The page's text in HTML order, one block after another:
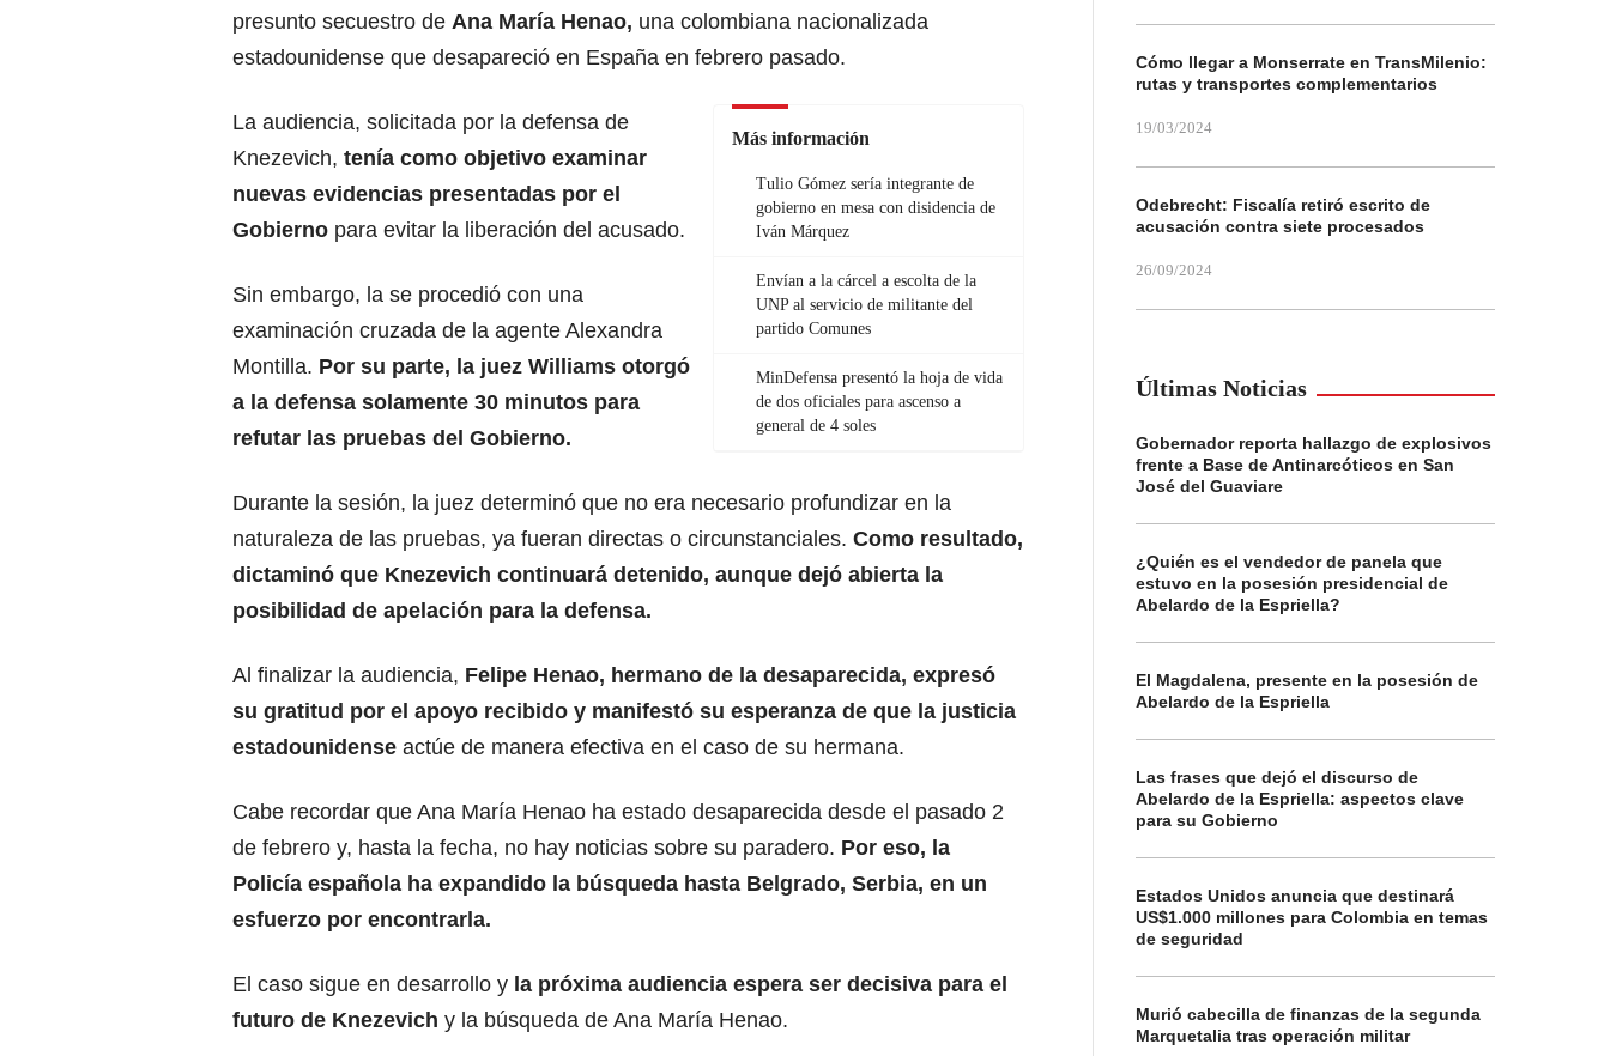
presunto secuestro de Ana María Henao, una colombiana nacionalizada
estadounidense que desapareció en España en febrero pasado.
Más información
Tulio Gómez sería integrante de
gobierno en mesa con disidencia de
Iván Márquez
Envían a la cárcel a escolta de la
UNP al servicio de militante del
partido Comunes
MinDefensa presentó la hoja de vida
de dos oficiales para ascenso a
general de 4 soles
La audiencia, solicitada por la defensa de
Knezevich, tenía como objetivo examinar
nuevas evidencias presentadas por el
Gobierno para evitar la liberación del acusado.
Sin embargo, la se procedió con una
examinación cruzada de la agente Alexandra
Montilla. Por su parte, la juez Williams otorgó
a la defensa solamente 30 minutos para
refutar las pruebas del Gobierno.
Durante la sesión, la juez determinó que no era necesario profundizar en la
naturaleza de las pruebas, ya fueran directas o circunstanciales. Como resultado,
dictaminó que Knezevich continuará detenido, aunque dejó abierta la
posibilidad de apelación para la defensa.
Al finalizar la audiencia, Felipe Henao, hermano de la desaparecida, expresó
su gratitud por el apoyo recibido y manifestó su esperanza de que la justicia
estadounidense actúe de manera efectiva en el caso de su hermana.
Cabe recordar que Ana María Henao ha estado desaparecida desde el pasado 2
de febrero y, hasta la fecha, no hay noticias sobre su paradero. Por eso, la
Policía española ha expandido la búsqueda hasta Belgrado, Serbia, en un
esfuerzo por encontrarla.
El caso sigue en desarrollo y la próxima audiencia espera ser decisiva para el
futuro de Knezevich y la búsqueda de Ana María Henao.
Cómo llegar a Monserrate en TransMilenio:
rutas y transportes complementarios
19/03/2024
Odebrecht: Fiscalía retiró escrito de
acusación contra siete procesados
26/09/2024
Últimas Noticias
Gobernador reporta hallazgo de explosivos
frente a Base de Antinarcóticos en San
José del Guaviare
¿Quién es el vendedor de panela que
estuvo en la posesión presidencial de
Abelardo de la Espriella?
El Magdalena, presente en la posesión de
Abelardo de la Espriella
Las frases que dejó el discurso de
Abelardo de la Espriella: aspectos clave
para su Gobierno
Estados Unidos anuncia que destinará
US$1.000 millones para Colombia en temas
de seguridad
Murió cabecilla de finanzas de la segunda
Marquetalia tras operación militar